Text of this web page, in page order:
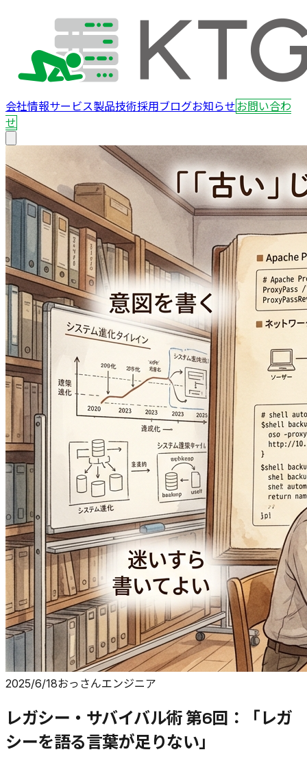
会社情報サービス製品技術採用ブログお知らせお問い合わ
せ
2025/6/18おっさんエンジニア
レガシー・サバイバル術 第6回：「レガ
シーを語る言葉が足りない」